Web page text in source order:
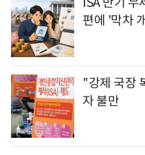
편에 '막차
"강제 국장
자 불만